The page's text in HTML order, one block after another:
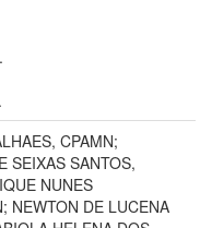
CPAMN;
SEIXAS SANTOS,
NUNES
NEWTON DE LUCENA